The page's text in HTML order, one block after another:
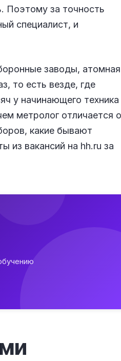
Поэтому за точность
специалист, и
заводы, атомная
то есть везде, где
у начинающего техника
метролог отличается
какие бывают
из вакансий на hh.ru за